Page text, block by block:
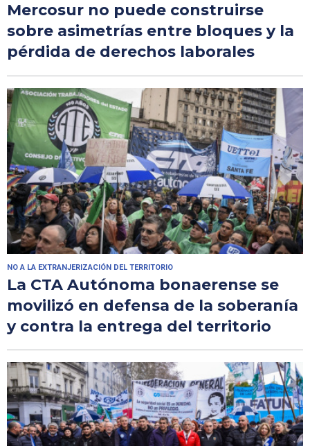
Mercosur no puede construirse
sobre asimetrías entre bloques y la
pérdida de derechos laborales
NO A LA EXTRANJERIZACIÓN DEL TERRITORIO
La CTA Autónoma bonaerense se
movilizó en defensa de la soberanía
y contra la entrega del territorio